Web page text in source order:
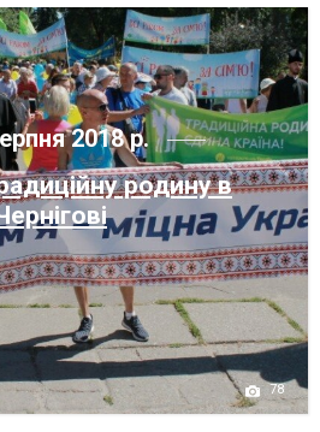
2018 р.
родину в
78